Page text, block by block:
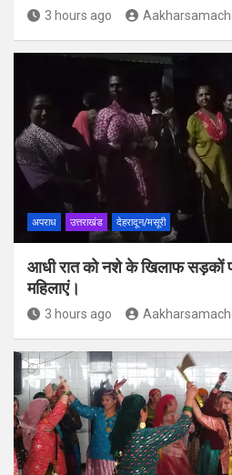
3 hours ago
अपराध उत्तराखंड देहरादून/मसूरी
आधी रात को नशे के खिलाफ सड़कों
महिलाएं।
3 hours ago